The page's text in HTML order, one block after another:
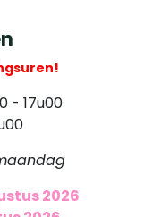
- 17u00
2026